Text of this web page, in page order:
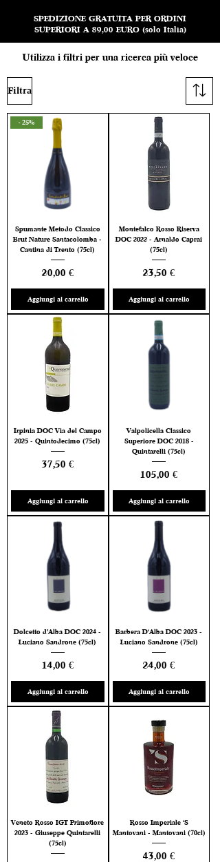
SPEDIZIONE GRATUITA PER ORDINI
SUPERIORI A 89,00 EURO (solo Italia)
Utilizza i filtri per una ricerca più veloce
Filtra
- 25%
Spumante Metodo Classico
Brut Nature Santacolomba -
Cantina di Trento (75cl)
Prezzo
20,00 €
Aggiungi al carrello
Montefalco Rosso Riserva
DOC 2022 - Arnaldo Caprai
(75cl)
Prezzo
23,50 €
Aggiungi al carrello
Irpinia DOC Via del Campo
2025 - Quintodecimo (75cl)
Prezzo
37,50 €
Aggiungi al carrello
Valpolicella Classico
Superiore DOC 2018 -
Quintarelli (75cl)
Prezzo
105,00 €
Aggiungi al carrello
Dolcetto d’Alba DOC 2024 -
Luciano Sandrone (75cl)
Prezzo
14,00 €
Aggiungi al carrello
Barbera D'Alba DOC 2023 -
Luciano Sandrone (75cl)
Prezzo
24,00 €
Aggiungi al carrello
Veneto Rosso IGT Primofiore
2023 - Giuseppe Quintarelli
(75cl)
Rosso Imperiale 'S
Mantovani - Mantovani (70cl)
Prezzo
43,00 €